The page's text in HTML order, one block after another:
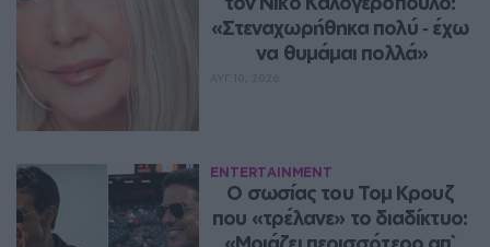
«Στεναχωρήθηκα πολύ ‑ έχω
να θυμάμαι πολλά»
ENTERTAINMENT
Ο σωσίας του Τομ Κρουζ
που «τρέλανε» το διαδίκτυο: